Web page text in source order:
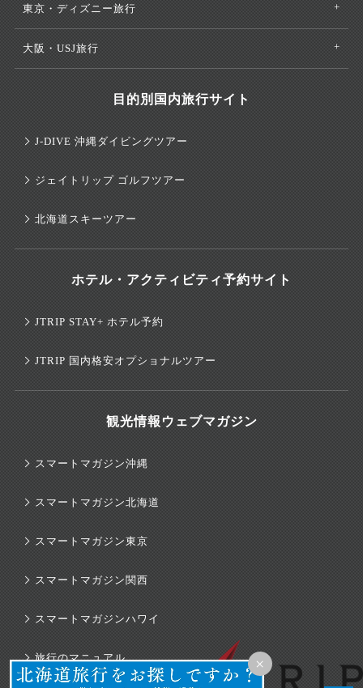
×
東京・ディズニー旅行
大阪・USJ旅行
目的別国内旅行サイト
J-DIVE 沖縄ダイビングツアー
ジェイトリップ ゴルフツアー
北海道スキーツアー
ホテル・アクティビティ予約サイト
JTRIP STAY+ ホテル予約
JTRIP 国内格安オプショナルツアー
観光情報ウェブマガジン
スマートマガジン沖縄
スマートマガジン北海道
スマートマガジン東京
スマートマガジン関西
スマートマガジンハワイ
旅行のマニュアル